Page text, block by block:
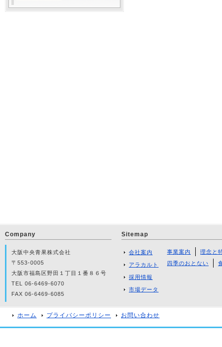
Sitemap
会社案内
アラカルト
採用情報
市場データ
事業案内
理念と
四季のおとない
Company
大阪中央青果株式会社
〒553-0005
大阪市福島区野田１丁目１番８６号
TEL 06-6469-6070
FAX 06-6469-6085
ホーム プライバシーポリシー お問い合わせ